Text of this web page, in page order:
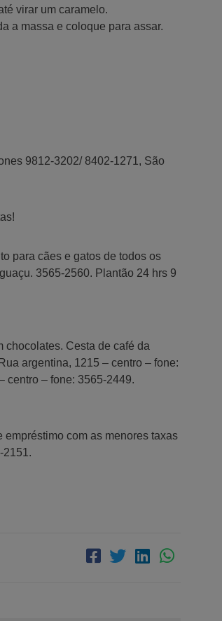
virar um caramelo.
a massa e coloque para assar.
9812-3202/ 8402-1271, São
para cães e gatos de todos os
3565-2560. Plantão 24 hrs 9
chocolates. Cesta de café da
argentina, 1215 – centro – fone:
centro – fone: 3565-2449.
com as menores taxas
2151.